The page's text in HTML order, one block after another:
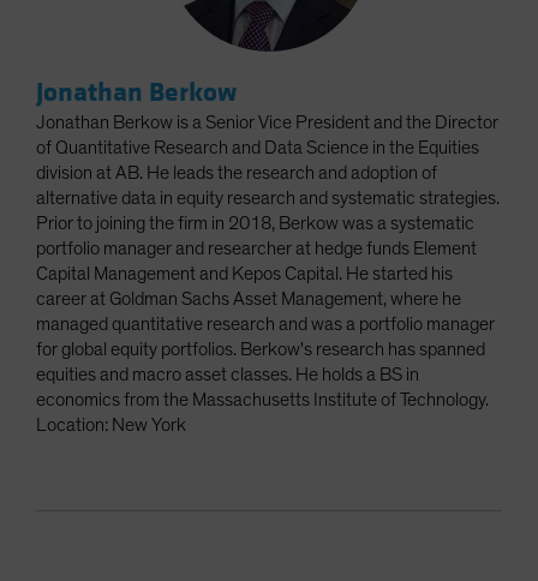
Jonathan Berkow
Jonathan Berkow is a Senior Vice President and the Director
of Quantitative Research and Data Science in the Equities
division at AB. He leads the research and adoption of
alternative data in equity research and systematic strategies.
Prior to joining the firm in 2018, Berkow was a systematic
portfolio manager and researcher at hedge funds Element
Capital Management and Kepos Capital. He started his
career at Goldman Sachs Asset Management, where he
managed quantitative research and was a portfolio manager
for global equity portfolios. Berkow's research has spanned
equities and macro asset classes. He holds a BS in
economics from the Massachusetts Institute of Technology.
Location: New York